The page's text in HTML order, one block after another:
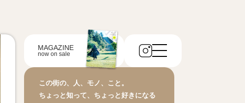
MAGAZINE
now on sale
この街の、人、モノ、こと。
ちょっと知って、ちょっと好きになる